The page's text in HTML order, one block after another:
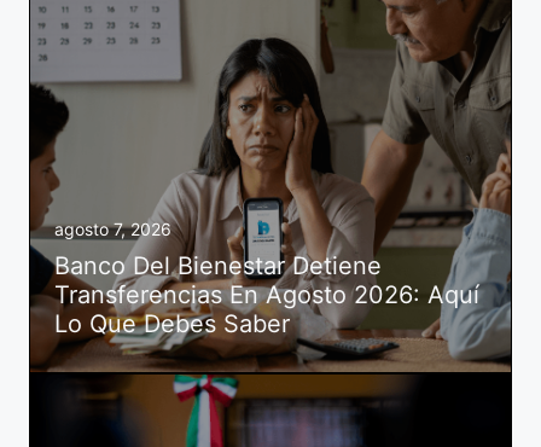
agosto 7, 2026
Banco Del Bienestar Detiene
Transferencias En Agosto 2026: Aquí
Lo Que Debes Saber